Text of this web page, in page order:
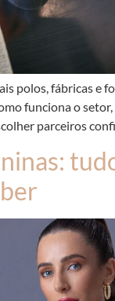
polos, fábricas e
funciona o
parceiros